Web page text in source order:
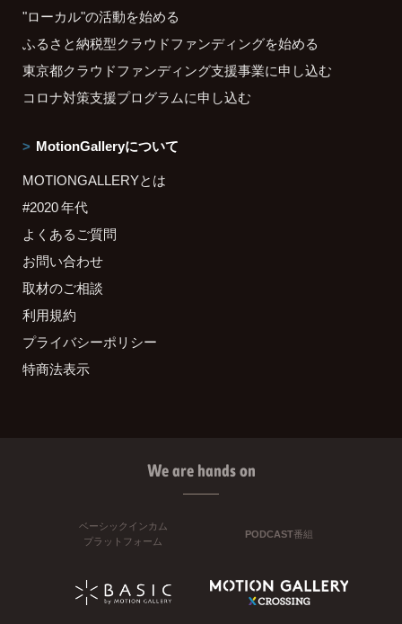
"ローカル"の活動を始める
ふるさと納税型クラウドファンディングを始める
東京都クラウドファンディング支援事業に申し込む
コロナ対策支援プログラムに申し込む
MotionGalleryについて
MOTIONGALLERYとは
#2020 年代
よくあるご質問
お問い合わせ
取材のご相談
利用規約
プライバシーポリシー
特商法表示
We are hands on
ベーシックインカム
プラットフォーム
PODCAST番組